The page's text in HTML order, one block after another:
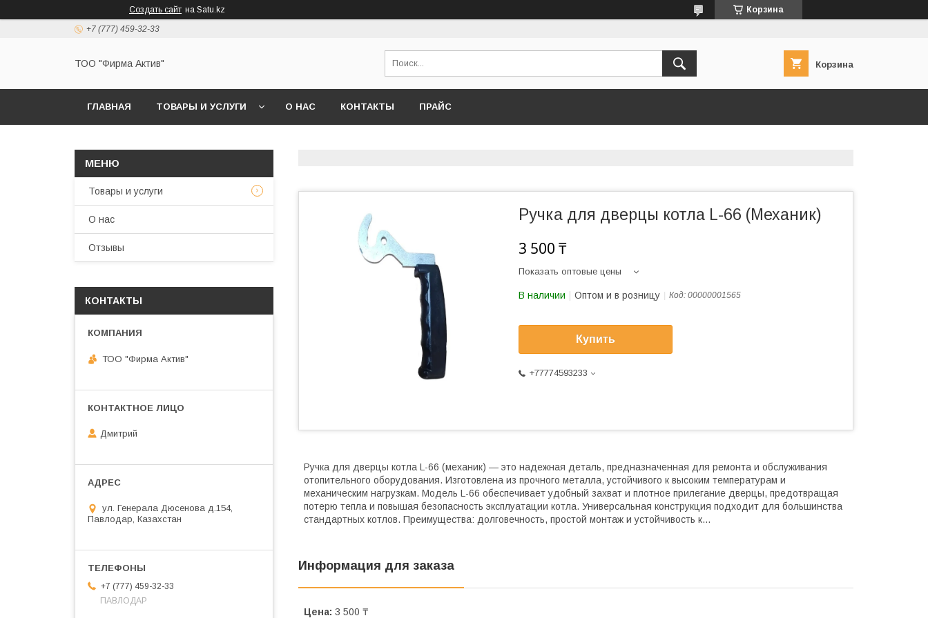
Создать сайт на Satu.kz Корзина
+7 (777) 459-32-33
ТОО "Фирма Актив" Корзина
ГЛАВНАЯ ТОВАРЫ И УСЛУГИ О НАС КОНТАКТЫ ПРАЙС
Ручка для дверцы котла L-66 (Механик)
3 500 ₸
Показать оптовые цены
В наличии Оптом и в розницу Код: 00000001565
Купить
+77774593233
Ручка для дверцы котла L-66 (механик) — это надежная деталь, предназначенная для ремонта и обслуживания
отопительного оборудования. Изготовлена из прочного металла, устойчивого к высоким температурам и
механическим нагрузкам. Модель L-66 обеспечивает удобный захват и плотное прилегание дверцы, предотвращая
потерю тепла и повышая безопасность эксплуатации котла. Универсальная конструкция подходит для большинства
стандартных котлов. Преимущества: долговечность, простой монтаж и устойчивость к...
Информация для заказа
Цена: 3 500 ₸
Товары и услуги
О нас
Отзывы
КОНТАКТЫ
ТОО "Фирма Актив"
Дмитрий
ул. Генерала Дюсенова д.154,
Павлодар, Казахстан
+7 (777) 459-32-33
ПАВЛОДАР